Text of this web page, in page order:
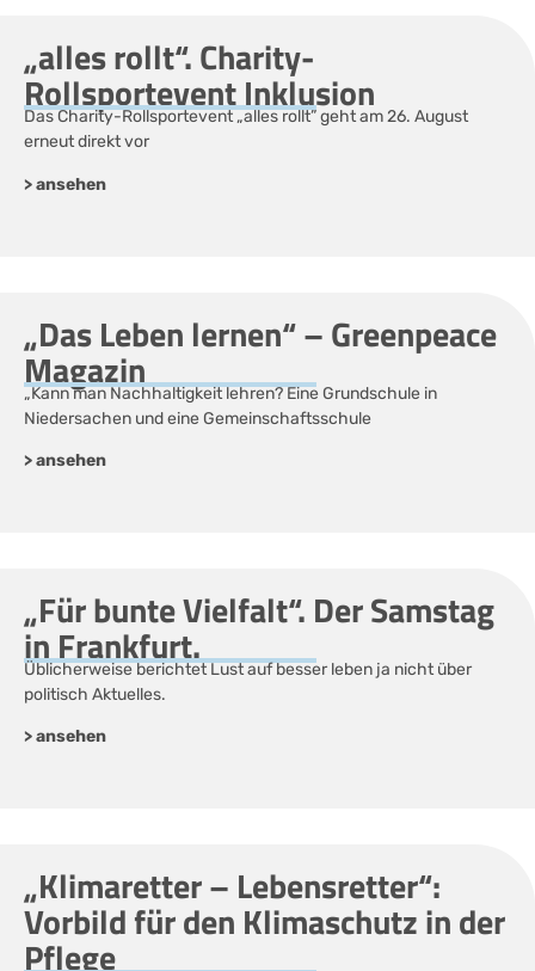
„alles rollt“. Charity-
Rollsportevent Inklusion
Das Charity-Rollsportevent „alles rollt” geht am 26. August
erneut direkt vor
> ansehen
„Das Leben lernen“ – Greenpeace
Magazin
„Kann man Nachhaltigkeit lehren? Eine Grundschule in
Niedersachen und eine Gemeinschaftsschule
> ansehen
„Für bunte Vielfalt“. Der Samstag
in Frankfurt.
Üblicherweise berichtet Lust auf besser leben ja nicht über
politisch Aktuelles.
> ansehen
„Klimaretter – Lebensretter“:
Vorbild für den Klimaschutz in der
Pflege